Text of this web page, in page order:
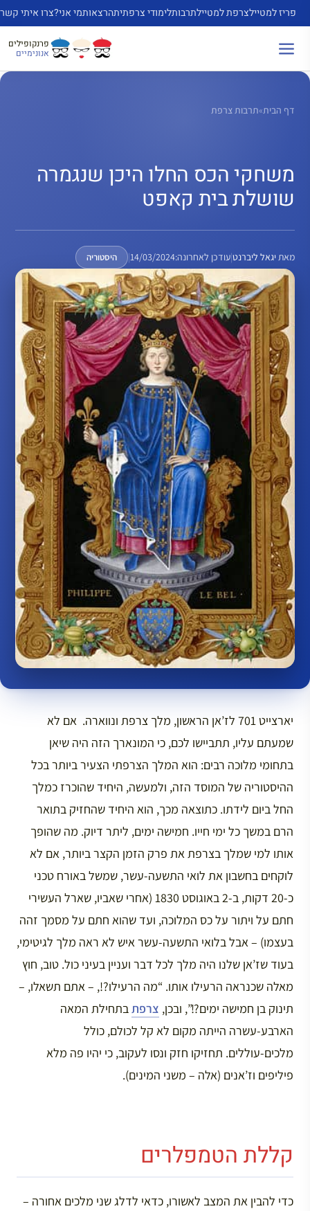
לדלג
לתוכן
פריז למטיילצרפת למטיילתרבותלימודי צרפתיתהרצאותמי אני?צרו איתי קשר
פרנקופילים
אנונימיים
דף הבית»תרבות צרפת
משחקי הכס החלו היכן שנגמרה
שושלת בית קאפט
מאתיגאל ליברנט|עודכן לאחרונה:14/03/2024
| היסטוריה
יארצייט 701 לז’אן הראשון, מלך צרפת ונווארה. אם לא
שמעתם עליו, תתביישו לכם, כי המונארך הזה היה שיאן
בתחומי מלוכה רבים: הוא המלך הצרפתי הצעיר ביותר בכל
ההיסטוריה של המוסד הזה, ולמעשה, היחיד שהוכרז כמלך
החל ביום לידתו. כתוצאה מכך, הוא היחיד שהחזיק בתואר
הרם במשך כל ימי חייו. חמישה ימים, ליתר דיוק. מה שהופך
אותו למי שמלך בצרפת את פרק הזמן הקצר ביותר, אם לא
לוקחים בחשבון את לואי התשעה-עשר, שמשל באורח טכני
כ-20 דקות, ב-2 באוגוסט 1830 (אחרי שאביו, שארל העשירי
חתם על ויתור על כס המלוכה, ועד שהוא חתם על מסמך זהה
בעצמו) – אבל בלואי התשעה-עשר איש לא ראה מלך לגיטימי,
בעוד שז’אן שלנו היה מלך לכל דבר ועניין בעיני כול. טוב, חוץ
מאלה שכנראה הרעילו אותו. “מה הרעילו?!, – אתם תשאלו, –
תינוק בן חמישה ימים?!”, ובכן, צרפתבתחילת המאה
הארבע-עשרה הייתה מקום לא קל לכולם, כולל
מלכים-עוללים. תחזיקו חזק ונסו לעקוב, כי יהיו פה מלא
פיליפים וז’אנים (אלה – משני המינים).
קללת הטמפלרים
כדי להבין את המצב לאשורו, כדאי לדלג שני מלכים אחורה –